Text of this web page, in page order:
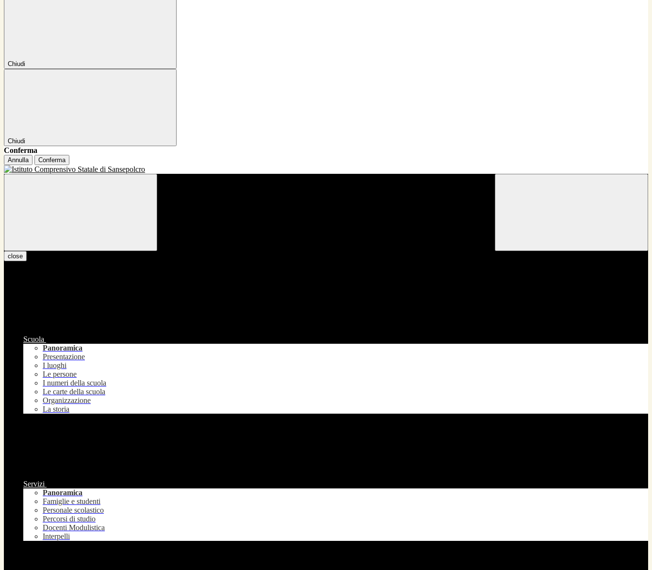
Chiudi
Chiudi
Conferma
Annulla Conferma
close
Scuola
Panoramica
Presentazione
I luoghi
Le persone
I numeri della scuola
Le carte della scuola
Organizzazione
La storia
Servizi
Panoramica
Famiglie e studenti
Personale scolastico
Percorsi di studio
Docenti Modulistica
Interpelli